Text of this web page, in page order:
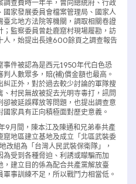
查費時一年半，曾向總統府、行政
家發展委員會檔案管理局、國家人
北地方法院等機關，調取相關卷證
監察委員曾赴鹿窟村現場履勘，訪
人，始提出長達600餘頁之調查報告
事件被認為是西元1950年代白色恐
人數眾多，賠(補)償金額也最高。
正外，對於過去較少討論的軍隊搜
村民無故被捉去光明寺毒打，訊問
被延誤釋放等問題，也提出調查意
家具有正向積極面對歷史意義。
9月間，陳本江及陳通和兄弟奉共產
地區建立基地及成立「北區武裝委
改組為「台灣人民武裝保衛隊」，
受到各種脅迫、利誘或矇騙而加
，建立目的係為配合共產黨解放臺
事訓練不足，所以戰鬥力相當低。